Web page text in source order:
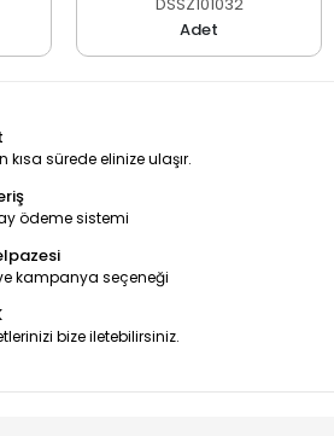
DSSZ101032
Adet
kısa sürede elinize ulaşır.
ödeme sistemi
kampanya seçeneği
bize iletebilirsiniz.